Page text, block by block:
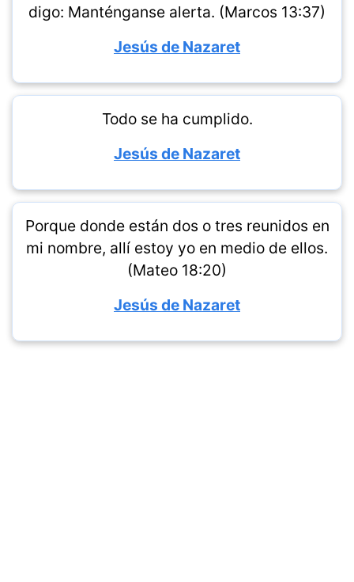
digo: Manténganse alerta. (Marcos 13:37)
Jesús de Nazaret
Todo se ha cumplido.
Jesús de Nazaret
Porque donde están dos o tres reunidos en
mi nombre, allí estoy yo en medio de ellos.
(Mateo 18:20)
Jesús de Nazaret